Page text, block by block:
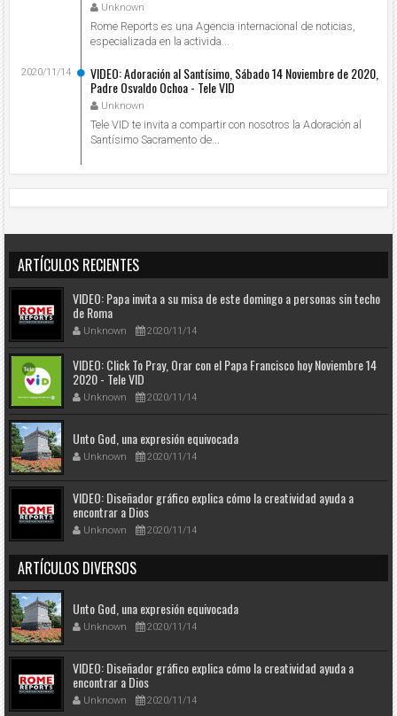
Unknown
Rome Reports es una Agencia internacional de noticias,
especializada en la activida...
VIDEO: Adoración al Santísimo, Sábado 14 Noviembre de 2020,
Padre Osvaldo Ochoa - Tele VID
Unknown
2020/11/14
Tele VID te invita a compartir con nosotros la Adoración al
Santísimo Sacramento de...
ARTÍCULOS RECIENTES
VIDEO: Papa invita a su misa de este domingo a personas sin techo
de Roma
Unknown 2020/11/14
VIDEO: Click To Pray, Orar con el Papa Francisco hoy Noviembre 14
2020 - Tele VID
Unknown 2020/11/14
Unto God, una expresión equivocada
Unknown 2020/11/14
VIDEO: Diseñador gráfico explica cómo la creatividad ayuda a
encontrar a Dios
Unknown 2020/11/14
ARTÍCULOS DIVERSOS
Unto God, una expresión equivocada
Unknown 2020/11/14
VIDEO: Diseñador gráfico explica cómo la creatividad ayuda a
encontrar a Dios
Unknown 2020/11/14